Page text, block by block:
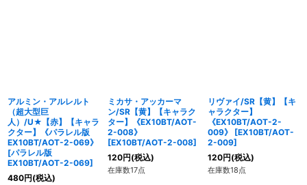
アルミン・アルレルト
（超大型巨
人）/U★【赤】【キャラ
クター】《パラレル版
EX10BT/AOT-2-069》
[パラレル版
EX10BT/AOT-2-069]
480円(税込)
ミカサ・アッカーマ
ン/SR【黄】【キャラク
ター】《EX10BT/AOT-
2-008》
[EX10BT/AOT-2-008]
120円(税込)
在庫数17点
リヴァイ/SR【黄】【キ
ャラクター】
《EX10BT/AOT-2-
009》
[EX10BT/AOT-
2-009]
120円(税込)
在庫数18点